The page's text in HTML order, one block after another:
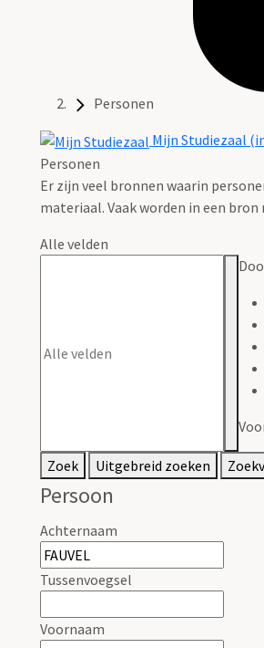
Personen
Mijn Studiezaal
Personen
Er zijn veel bronnen waarin
materiaal. Vaak worden in een
Alle velden
Zoek Uitgebreid zoeken
Persoon
Achternaam
Tussenvoegsel
Voornaam